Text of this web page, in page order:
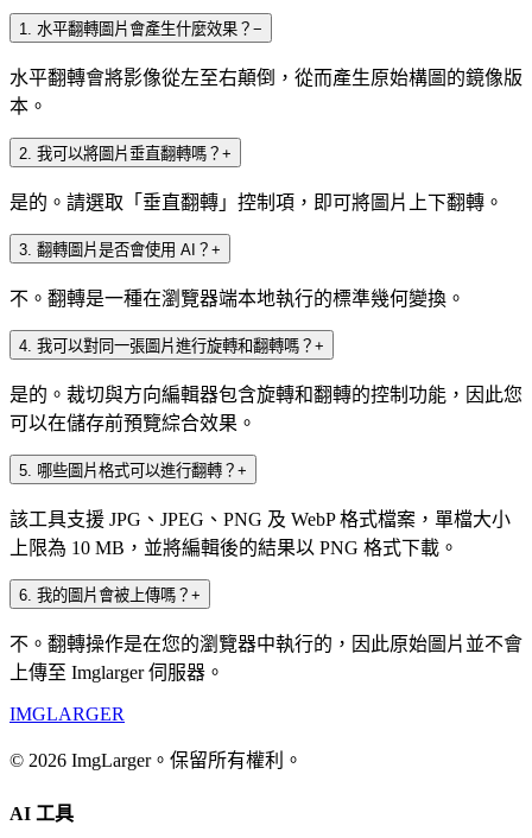
1 水平翻轉圖片會產生什麼效果？ −
水平翻轉會將影像從左至右顛倒，從而產生原始構圖的鏡像版
本。
2 我可以將圖片垂直翻轉嗎？ +
是的。請選取「垂直翻轉」控制項，即可將圖片上下翻轉。
3 翻轉圖片是否會使用 AI？ +
不。翻轉是一種在瀏覽器端本地執行的標準幾何變換。
4 我可以對同一張圖片進行旋轉和翻轉嗎？ +
是的。裁切與方向編輯器包含旋轉和翻轉的控制功能，因此您
可以在儲存前預覽綜合效果。
5 哪些圖片格式可以進行翻轉？ +
該工具支援 JPG、JPEG、PNG 及 WebP 格式檔案，單檔大小
上限為 10 MB，並將編輯後的結果以 PNG 格式下載。
6 我的圖片會被上傳嗎？ +
不。翻轉操作是在您的瀏覽器中執行的，因此原始圖片並不會
上傳至 Imglarger 伺服器。
IMGLARGER
© 2026 ImgLarger。保留所有權利。
AI 工具